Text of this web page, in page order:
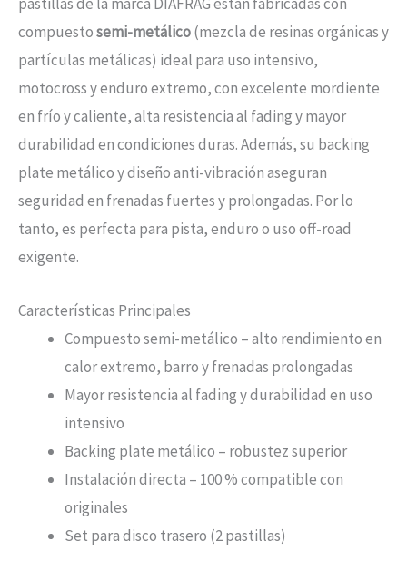
compuestosemi-metálico(mezcla de resinas orgánicas y
partículas metálicas) ideal para uso intensivo,
motocross y enduro extremo, con excelente mordiente
en frío y caliente, alta resistencia al fading y mayor
durabilidad en condiciones duras. Además, su backing
plate metálico y diseño anti-vibración aseguran
seguridad en frenadas fuertes y prolongadas. Por lo
tanto, es perfecta para pista, enduro o uso off-road
exigente.
Características Principales
Compuesto semi-metálico – alto rendimiento en
calor extremo, barro y frenadas prolongadas
Mayor resistencia al fading y durabilidad en uso
intensivo
Backing plate metálico – robustez superior
Instalación directa – 100 % compatible con
originales
Set para disco trasero (2 pastillas)